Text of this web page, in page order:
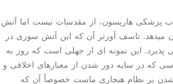
پزشكی هاریسون، از مقدسات نیست اما آتش
میدهد. تاسف آورتر آن كه این آتش سوزی در
پذیرد. این نمونه ای از جهلی است كه روز به
در سایه دور شدن از معیارهای اخلاقی و
بر نظام هنجاری ماست خصوصاً آن كه